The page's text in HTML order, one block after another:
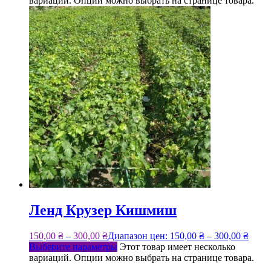
Ленд Крузер Кишмиш
150,00 ₴ – 300,00 ₴Диапазон цен: 150,00 ₴ – 300,00 ₴
Выберите параметры Этот товар имеет несколько
вариаций. Опции можно выбрать на странице товара.